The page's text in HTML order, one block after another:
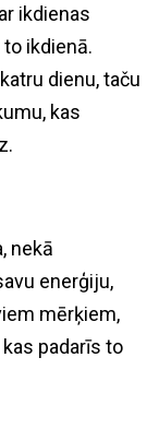
ikdienas
ikdienā.
dienu, taču
kas
nekā
enerģiju,
mērķiem,
padarīs to